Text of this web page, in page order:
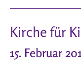
Kirche für
15. Februar